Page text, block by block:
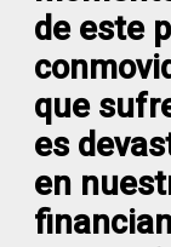
de este
que
es
en